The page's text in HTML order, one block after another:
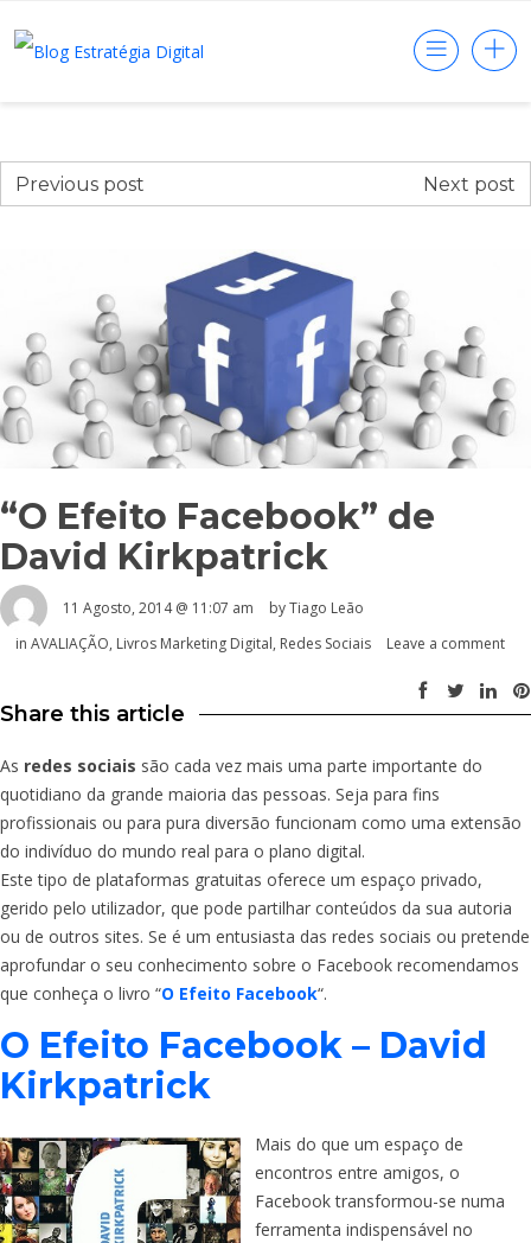
Previous post Next post
“O Efeito Facebook” de
David Kirkpatrick
11 Agosto, 2014 @ 11:07 am
by Tiago Leão
in AVALIAÇÃO, Livros Marketing Digital, Redes Sociais Leave a comment
Share this article
As redes sociais são cada vez mais uma parte importante do
quotidiano da grande maioria das pessoas. Seja para fins
profissionais ou para pura diversão funcionam como uma extensão
do indivíduo do mundo real para o plano digital.
Este tipo de plataformas gratuitas oferece um espaço privado,
gerido pelo utilizador, que pode partilhar conteúdos da sua autoria
ou de outros sites. Se é um entusiasta das redes sociais ou pretende
aprofundar o seu conhecimento sobre o Facebook recomendamos
que conheça o livro “O Efeito Facebook“.
O Efeito Facebook – David
Kirkpatrick
Mais do que um espaço de
encontros entre amigos, o
Facebook transformou-se numa
ferramenta indispensável no